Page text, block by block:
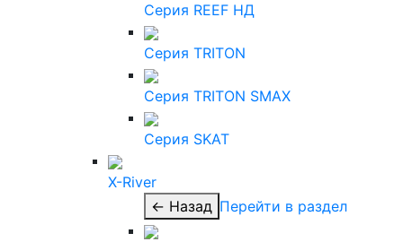
Серия REEF НД
Серия TRITON
Серия TRITON SMAX
Серия SKAT
X-River
← Назад Перейти в раздел